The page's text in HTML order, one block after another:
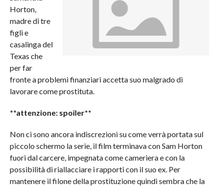
Horton,
madre di tre
figli e
casalinga del
Texas che
per far
fronte a problemi finanziari accetta suo malgrado di
lavorare come prostituta.
**attenzione: spoiler**
Non ci sono ancora indiscrezioni su come verrà portata sul
piccolo schermo la serie, il film terminava con Sam Horton
fuori dal carcere, impegnata come cameriera e con la
possibilità di riallacciare i rapporti con il suo ex. Per
mantenere il filone della prostituzione quindi sembra che la